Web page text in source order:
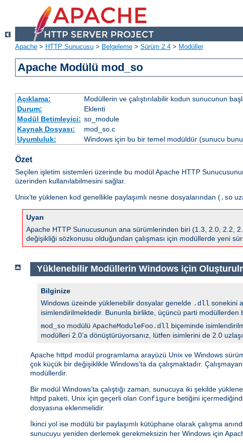
Apache > HTTP Sunucusu > Belgeleme > Sürüm 2.4 > Modüller
Apache Modülü mod_so
Açıklama:
Modüllerin ve çalıştırılabilir kodun sunucunun
Durum:
Eklenti
Modül Betimleyici: so_module
Kaynak Dosyası:
mod_so.c
Uyumluluk:
Windows için bu bir temel modüldür (sunucu
Özet
Seçilen işletim sistemleri üzerinde bu modül Apache HTTP
üzerinden kullanılabilmesini sağlar.
Unix’te yüklenen kod genellikle paylaşımlı nesne dosyalarından (.so
Uyarı
Apache HTTP Sunucusunun ana sürümlerinden biri (1.3, 2.0, 2.2,
değişikliği sözkonusu olduğundan çalışması için modüllerde yeni
Yüklenebilir Modüllerin Windows için
Bilginize
Windows üzeinde yüklenebilir dosyalar genelde .dll sonekini
isimlendirilmektedir. Bununla birlikte, üçüncü parti modüllerden
mod_so modülü ApacheModuleFoo.dll biçeminde
modülleri 2.0’a dönüştürüyorsanız, lütfen isimlerini de 2.0
Apache httpd modül programlama arayüzü Unix ve Windows
çok küçük bir değişiklikle Windows’ta da çalışmaktadır.
modüllerdir.
Bir modül Windows’ta çalıştığı zaman, sunucuya iki şekilde
httpd paketi, Unix için geçerli olan Configure betiğini
dosyasına eklenmelidir.
İkinci yol ise modülü bir paylaşımlı kütüphane olarak çalışma
sunucuyu yeniden derlemek gerekmeksizin her Windows için